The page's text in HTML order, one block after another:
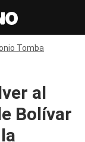
Tomba
al
Bolívar